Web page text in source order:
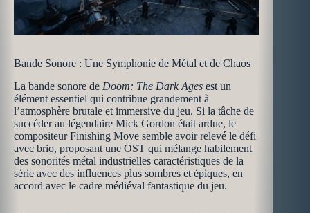
Bande Sonore : Une Symphonie de Métal et de Chaos
La bande sonore de Doom: The Dark Ages est un
élément essentiel qui contribue grandement à
l’atmosphère brutale et immersive du jeu. Si la tâche de
succéder au légendaire Mick Gordon était ardue, le
compositeur Finishing Move semble avoir relevé le défi
avec brio, proposant une OST qui mélange habilement
des sonorités métal industrielles caractéristiques de la
série avec des influences plus sombres et épiques, en
accord avec le cadre médiéval fantastique du jeu.